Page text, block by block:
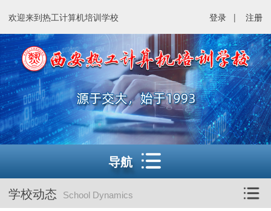
欢迎来到热工计算机培训学校 登录 | 注册
导航
学校动态 School Dynamics